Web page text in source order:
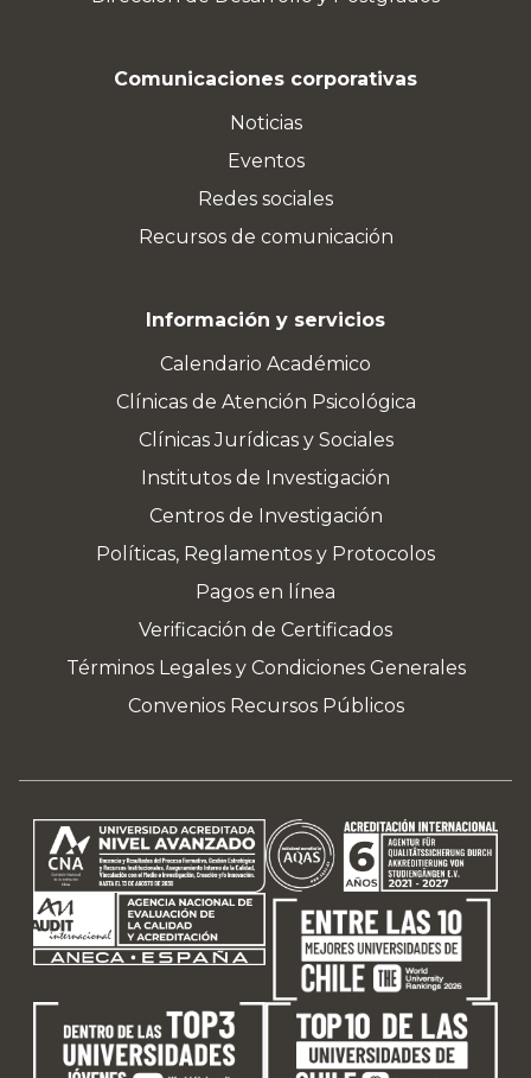
Comunicaciones corporativas
Noticias
Eventos
Redes sociales
Recursos de comunicación
Información y servicios
Calendario Académico
Clínicas de Atención Psicológica
Clínicas Jurídicas y Sociales
Institutos de Investigación
Centros de Investigación
Políticas, Reglamentos y Protocolos
Pagos en línea
Verificación de Certificados
Términos Legales y Condiciones Generales
Convenios Recursos Públicos